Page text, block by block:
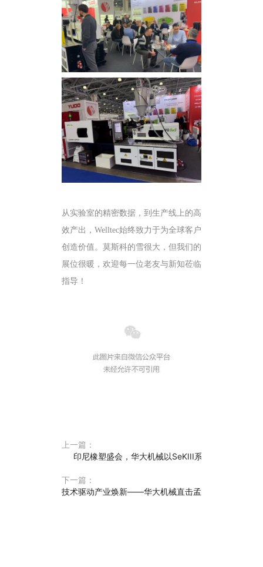
从实验室的精密数据，到生产线上的高
效产出， Welltec始终致力于为全球客户
创造价值。莫斯科的雪很大，但我们的
展位很暖，欢迎每一位老友与新知莅临
指导！
上一篇：
印尼橡塑盛会，华大机械以SeKIII系列共拓东南亚智
下一篇：
技术驱动产业焕新——华大机械直击孟加拉达卡国际塑